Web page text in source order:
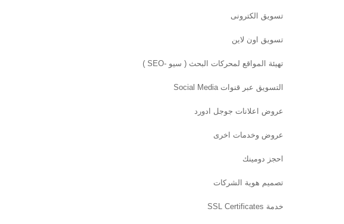
تسويق الكترونى
تسويق اون لاين
تهيئة المواقع لمحركات البحث ( سيو -SEO )
التسويق عبر قنوات Social Media
عروض اعلانات جوجل ادورد
عروض وخدمات اخرى
احجز دومينك
تصميم هوية الشركات
خدمة SSL Certificates